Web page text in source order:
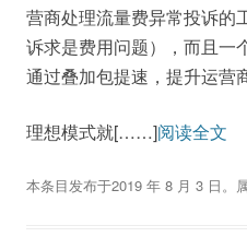
营商处理流量费异常投诉的
诉求是费用问题），而且一
通过叠加包提速，提升运营
理想模式就[……]阅读全文
本条目发布于2019 年 8 月 3 日。